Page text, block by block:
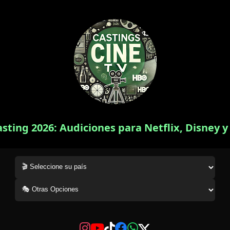
2026: Audiciones para Netflix, Disney